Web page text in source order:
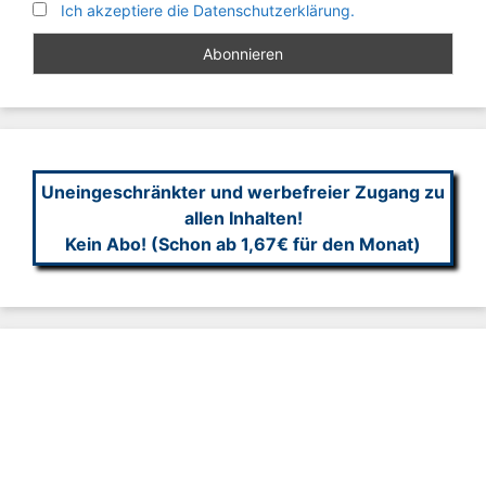
Ich akzeptiere die Datenschutzerklärung.
Uneingeschränkter und werbefreier Zugang zu
allen Inhalten!
Kein Abo! (Schon ab 1,67€ für den Monat)